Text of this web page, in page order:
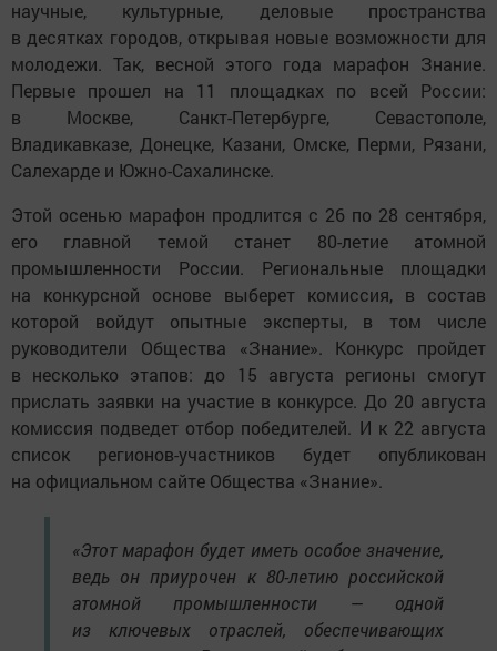
научные, культурные, деловые пространства
в десятках городов, открывая новые возможности для
молодежи. Так, весной этого года марафон Знание.
Первые прошел на 11 площадках по всей России:
в Москве, Санкт-Петербурге, Севастополе,
Владикавказе, Донецке, Казани, Омске, Перми, Рязани,
Салехарде и Южно-Сахалинске.
Этой осенью марафон продлится с 26 по 28 сентября,
его главной темой станет 80-летие атомной
промышленности России. Региональные площадки
на конкурсной основе выберет комиссия, в состав
которой войдут опытные эксперты, в том числе
руководители Общества «Знание». Конкурс пройдет
в несколько этапов: до 15 августа регионы смогут
прислать заявки на участие в конкурсе. До 20 августа
комиссия подведет отбор победителей. И к 22 августа
список регионов-участников будет опубликован
на официальном сайте Общества «Знание».
«Этот марафон будет иметь особое значение,
ведь он приурочен к 80-летию российской
атомной промышленности — одной
из ключевых отраслей, обеспечивающих